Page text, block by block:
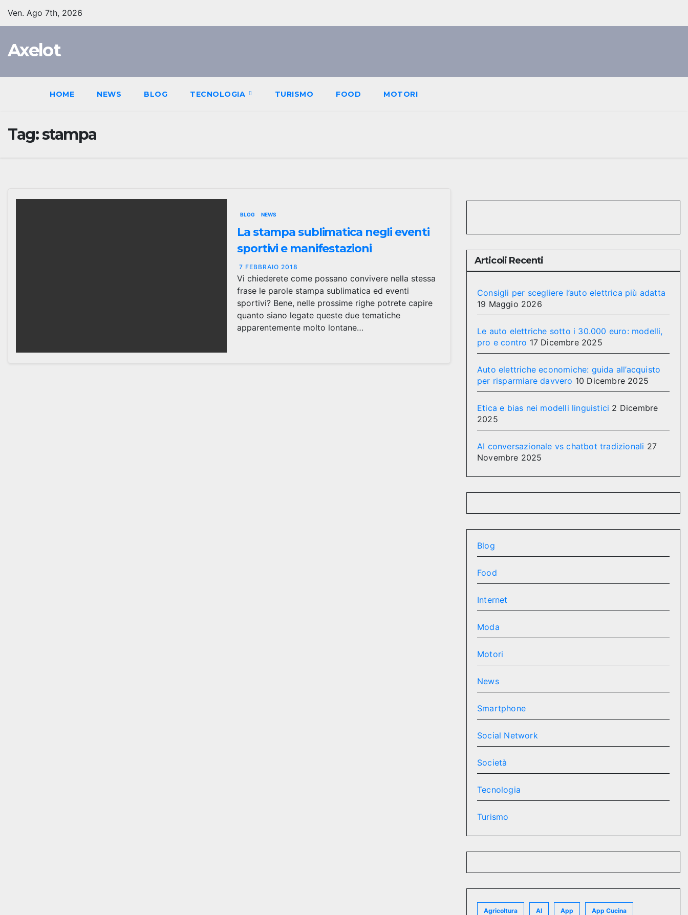
Ven. Ago 7th, 2026
Axelot
HOME NEWS BLOG TECNOLOGIA TURISMO FOOD MOTORI
Tag:stampa
BLOG NEWS
La stampa sublimatica negli eventi
sportivi e manifestazioni
7 FEBBRAIO 2018
Vi chiederete come possano convivere nella stessa
frase le parole stampa sublimatica ed eventi
sportivi? Bene, nelle prossime righe potrete capire
quanto siano legate queste due tematiche
apparentemente molto lontane…
Articoli Recenti
Consigli per scegliere l’auto elettrica più adatta
19 Maggio 2026
Le auto elettriche sotto i 30.000 euro: modelli,
pro e contro 17 Dicembre 2025
Auto elettriche economiche: guida all’acquisto
per risparmiare davvero 10 Dicembre 2025
Etica e bias nei modelli linguistici 2 Dicembre
2025
AI conversazionale vs chatbot tradizionali 27
Novembre 2025
Blog
Food
Internet
Moda
Motori
News
Smartphone
Social Network
Società
Tecnologia
Turismo
Agricoltura AI App App Cucina